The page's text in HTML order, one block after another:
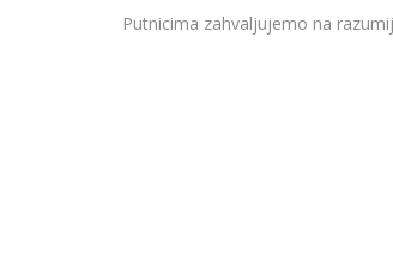
Putnicima zahvaljujemo na